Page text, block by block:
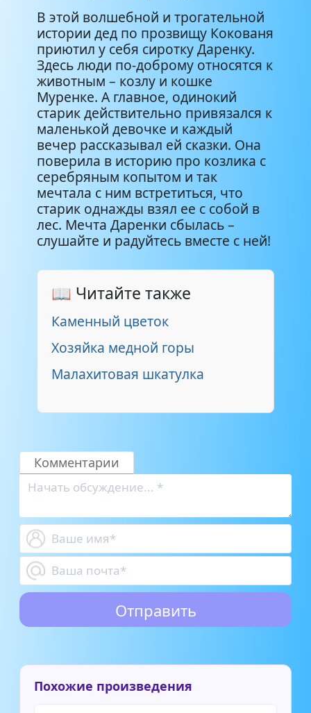
В этой волшебной и трогательной
истории дед по прозвищу Кокованя
приютил у себя сиротку Даренку.
Здесь люди по-доброму относятся к
животным – козлу и кошке
Муренке. А главное, одинокий
старик действительно привязался к
маленькой девочке и каждый
вечер рассказывал ей сказки. Она
поверила в историю про козлика с
серебряным копытом и так
мечтала с ним встретиться, что
старик однажды взял ее с собой в
лес. Мечта Даренки сбылась –
слушайте и радуйтесь вместе с ней!
📖 Читайте также
Каменный цветок
Хозяйка медной горы
Малахитовая шкатулка
Комментарии
Похожие произведения